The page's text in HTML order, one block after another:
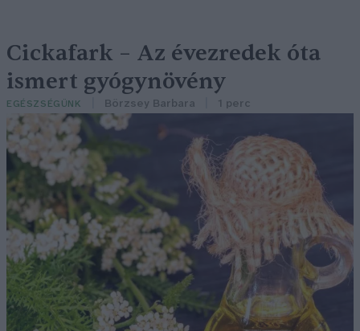
Cickafark – Az évezredek óta
ismert gyógynövény
EGÉSZSÉGÜNK Börzsey Barbara 1 perc